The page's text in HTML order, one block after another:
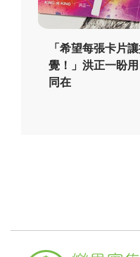
「希望每張卡片
覺！」洪正一盼
同在